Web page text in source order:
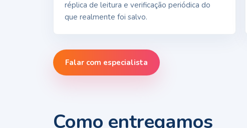
réplica de leitura e verificação periódica do
que realmente foi salvo.
Falar com especialista
Como entregamos